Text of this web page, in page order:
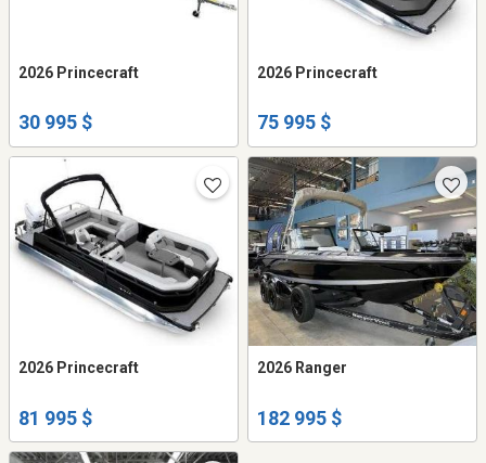
2026 Princecraft
30 995 $
2026 Princecraft
75 995 $
2026 Princecraft
81 995 $
2026 Ranger
182 995 $